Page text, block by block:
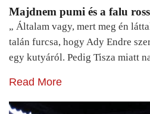
Majdnem pumi és a falu
„ Általam vagy, mert meg én
talán furcsa, hogy Ady Endre
egy kutyáról. Pedig Tisza miatt
Read More